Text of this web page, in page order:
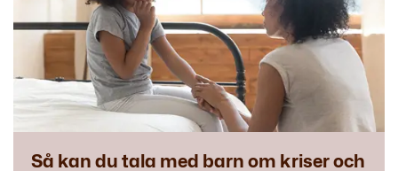
Så kan du tala med barn om kriser och